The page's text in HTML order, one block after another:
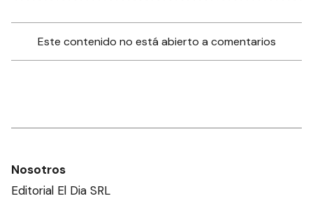
Este contenido no está abierto a comentarios
Nosotros
Editorial El Dia SRL